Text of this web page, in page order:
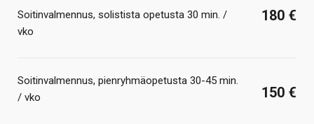
Soitinvalmennus, solistista opetusta 30 min. /
vko
180 €
Soitinvalmennus, pienryhmäopetusta 30-45 min.
/ vko
150 €